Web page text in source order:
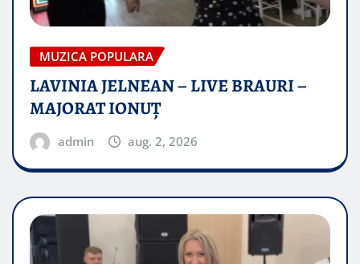
MUZICA POPULARA
LAVINIA JELNEAN – LIVE BRAURI –
MAJORAT IONUŢ
admin aug. 2, 2026